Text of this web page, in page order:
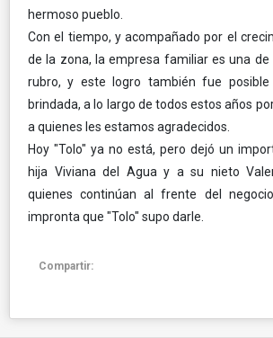
hermoso pueblo.
Con el tiempo, y acompañado por el
de la zona, la empresa familiar es una de
rubro, y este logro también fue
brindada, a lo largo de todos estos años
a quienes les estamos agradecidos.
Hoy "Tolo" ya no está, pero dejó un
hija Viviana del Agua y a su nieto
quienes continúan al frente del
impronta que "Tolo" supo darle.
Compartir: